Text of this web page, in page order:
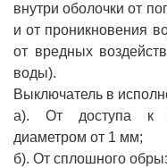
внутри оболочки от
и от проникновения
от вредных
воды).
Выключатель в
а). От доступа к
диаметром от 1 мм;
б). От сплошного